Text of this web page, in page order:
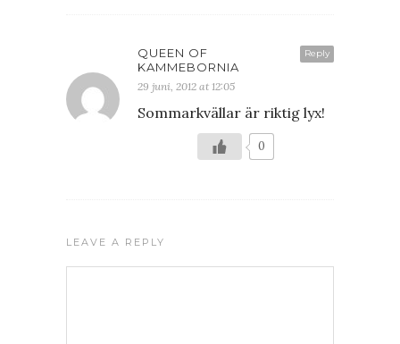
Reply
QUEEN OF
KAMMEBORNIA
29 juni, 2012 at 12:05
Sommarkvällar är riktig lyx!
0
LEAVE A REPLY